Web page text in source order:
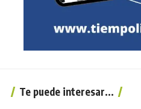
Te puede interesar...